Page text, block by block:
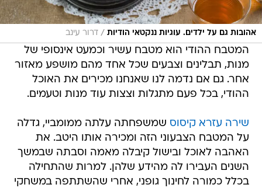
אהובות גם על ילדים. עוגיות ננקטאי הודיות / דרור עינב
המטבח ההודי הוא מטבח עשיר וכמעט אינסופי של
מנות, תבלינים וצבעים שכל אחד מהם מושפע מאזור
אחר. גם אם נדמה לנו שאנחנו מכירים את האוכל
ההודי, בכל פעם מתגלות וצצות עוד מנות וטעמים.
שירה עזרא קיסוס שמשפחתה עלתה ממומביי, גדלה
על המטבח הצבעוני הזה ומכירה אותו היטב. את
האהבה לאוכל ובישול קיבלה מאמה וסבתה שבמשך
השנים העבירו לה מהידע שלהן. למרות שהתחילה
בכלל כמורה לחינוך גופני, אחרי שהשתתפה במשחקי